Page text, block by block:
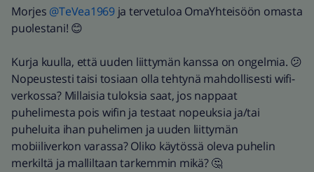
Morjes @TeVea1969ja tervetuloa OmaYhteisöön omasta
puolestani! 😊
Kurja kuulla, että uuden liittymän kanssa on ongelmia. 😕
Nopeustesti taisi tosiaan olla tehtynä mahdollisesti wifi-
verkossa? Millaisia tuloksia saat, jos nappaat
puhelimesta pois wifin ja testaat nopeuksia ja/tai
puheluita ihan puhelimen ja uuden liittymän
mobiiliverkon varassa? Oliko käytössä oleva puhelin
merkiltä ja malliltaan tarkemmin mikä? 🤔